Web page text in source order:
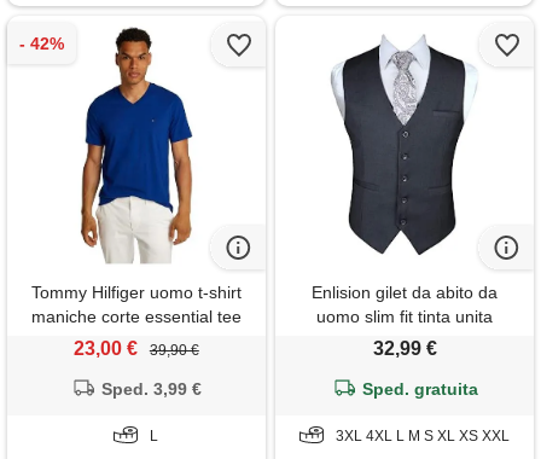
Tommy Hilfiger uomo t-shirt
maniche corte essential tee
con scollo a v, blu (wedge
23,00 € 39,90 €
Sped. 3,99 €
L
Enlision gilet da abito da
uomo slim fit tinta unita
cotone panciotto elegante
a v matrimonio formale lavoro
32,99 €
Sped. gratuita
3XL 4XL L M S XL XS XXL